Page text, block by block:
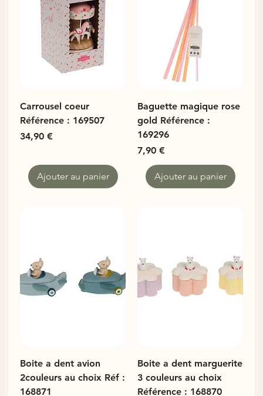
Carrousel coeur
Référence : 169507
Prix
34,90 €
Ajouter au panier
Baguette magique rose
gold Référence :
169296
Prix
7,90 €
Ajouter au panier
Boite a dent avion
2couleurs au choix Réf :
168871
Boite a dent marguerite
3 couleurs au choix
Référence : 168870